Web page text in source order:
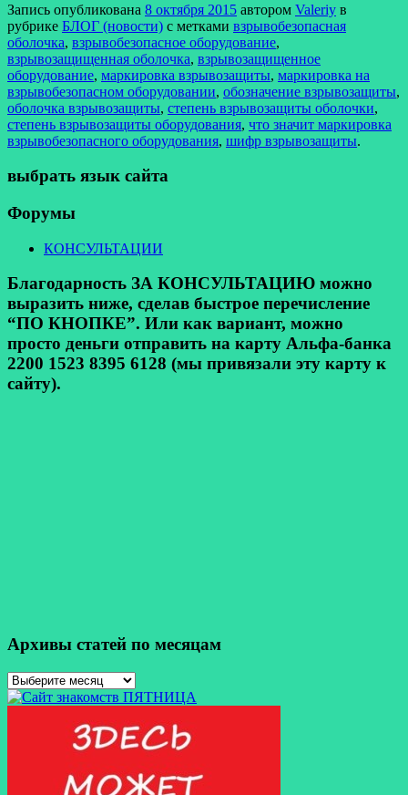
Запись опубликована 8 октября 2015 автором Valeriy в
рубрике БЛОГ (новости) с метками взрывобезопасная
оболочка, взрывобезопасное оборудование,
взрывозащищенная оболочка, взрывозащищенное
оборудование, маркировка взрывозащиты, маркировка на
взрывобезопасном оборудовании, обозначение взрывозащиты,
оболочка взрывозащиты, степень взрывозащиты оболочки,
степень взрывозащиты оборудования, что значит маркировка
взрывобезопасного оборудования, шифр взрывозащиты.
выбрать язык сайта
Форумы
КОНСУЛЬТАЦИИ
Благодарность ЗА КОНСУЛЬТАЦИЮ можно
выразить ниже, сделав быстрое перечисление
“ПО КНОПКЕ”. Или как вариант, можно
просто деньги отправить на карту Альфа-банка
2200 1523 8395 6128 (мы привязали эту карту к
сайту).
Архивы статей по месяцам
Архивы
статей